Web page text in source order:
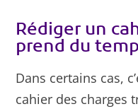
Rédiger un
prend du
Dans certains cas,
cahier des charges